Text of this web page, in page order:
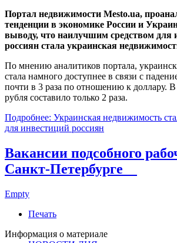
Портал недвижимости Mesto.ua,
тенденции в экономике России и
выводу, что наилучшим средством для
россиян стала украинская
По мнению аналитиков портала,
стала намного доступнее в связи с
почти в 3 раза по отношению к доллару.
рубля составило только 2 раза.
Подробнее: Украинская недвижимость
для инвестиций россиян
Вакансии подсобного
Санкт-Петербурге
Empty
Печать
Информация о материале